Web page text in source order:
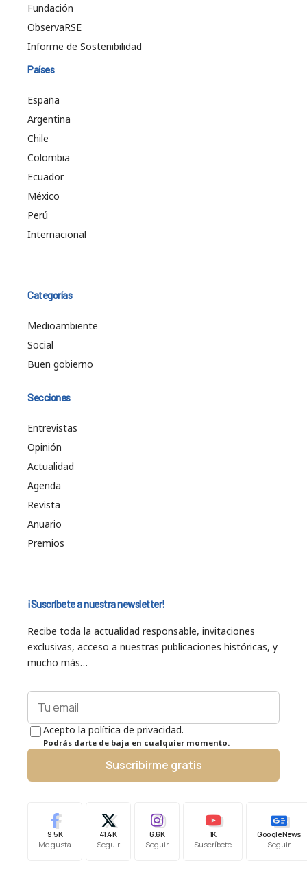
Fundación
ObservaRSE
Informe de Sostenibilidad
Países
España
Argentina
Chile
Colombia
Ecuador
México
Perú
Internacional
Categorías
Medioambiente
Social
Buen gobierno
Secciones
Entrevistas
Opinión
Actualidad
Agenda
Revista
Anuario
Premios
¡Suscríbete a nuestra newsletter!
Recibe toda la actualidad responsable, invitaciones
exclusivas, acceso a nuestras publicaciones históricas, y
mucho más…
Acepto la política de privacidad.
Podrás darte de baja en cualquier momento.
Suscribirme gratis
9.5K
Me gusta
41.4K
Seguir
6.6K
Seguir
1K
Suscríbete
Google News
Seguir